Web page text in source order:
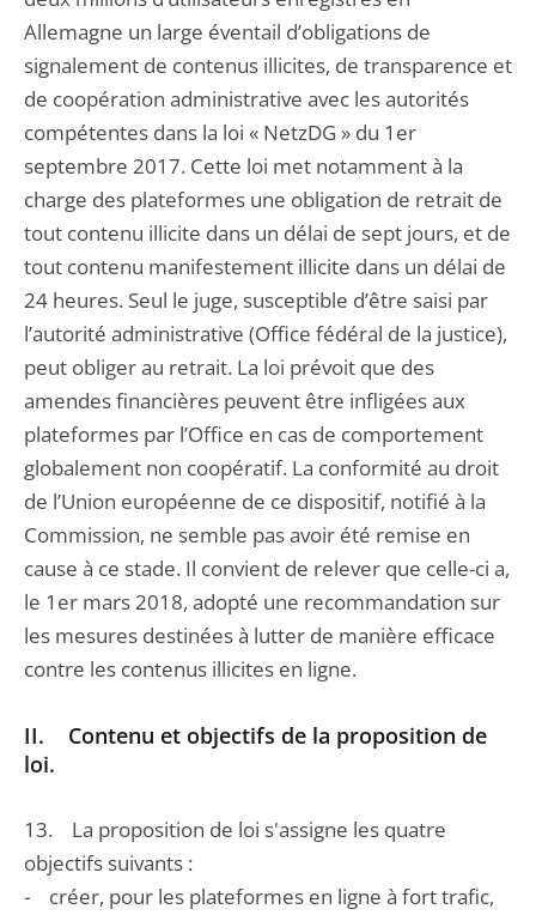
Allemagne un large éventail d’obligations de
signalement de contenus illicites, de transparence et
de coopération administrative avec les autorités
compétentes dans la loi « NetzDG » du 1er
septembre 2017. Cette loi met notamment à la
charge des plateformes une obligation de retrait de
tout contenu illicite dans un délai de sept jours, et de
tout contenu manifestement illicite dans un délai de
24 heures. Seul le juge, susceptible d’être saisi par
l’autorité administrative (Office fédéral de la justice),
peut obliger au retrait. La loi prévoit que des
amendes financières peuvent être infligées aux
plateformes par l’Office en cas de comportement
globalement non coopératif. La conformité au droit
de l’Union européenne de ce dispositif, notifié à la
Commission, ne semble pas avoir été remise en
cause à ce stade. Il convient de relever que celle-ci a,
le 1er mars 2018, adopté une recommandation sur
les mesures destinées à lutter de manière efficace
contre les contenus illicites en ligne.
II. Contenu et objectifs de la proposition de
loi.
13. La proposition de loi s'assigne les quatre
objectifs suivants :
- créer, pour les plateformes en ligne à fort trafic,